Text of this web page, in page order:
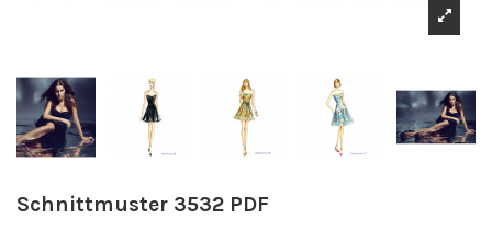
Schnittmuster 3532 PDF